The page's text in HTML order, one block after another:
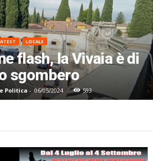
LOCALE
flash, la Vivaia è di
sgombero
Politica - 06/05/2024 593